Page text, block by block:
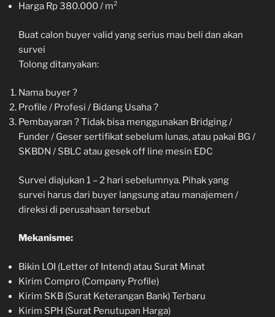
Harga Rp 380.000 / m²
Buat calon buyer valid yang serius mau beli dan akan
survei
Tolong ditanyakan:
Nama buyer ?
Profile / Profesi / Bidang Usaha ?
Pembayaran ? Tidak bisa menggunakan Bridging /
Funder / Geser sertifikat sebelum lunas, atau pakai BG /
SKBDN / SBLC atau gesek off line mesin EDC
Survei diajukan 1 – 2 hari sebelumnya. Pihak yang
survei harus dari buyer langsung atau manajemen /
direksi di perusahaan tersebut
Mekanisme:
Bikin LOI (Letter of Intend) atau Surat Minat
Kirim Compro (Company Profile)
Kirim SKB (Surat Keterangan Bank) Terbaru
Kirim SPH (Surat Penutupan Harga)